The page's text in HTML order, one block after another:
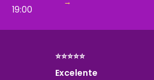
19:00
⭐⭐⭐⭐⭐
Excelente